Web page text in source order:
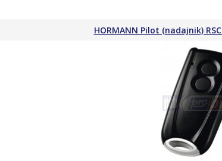
HORMANN Pilot (nadajnik)